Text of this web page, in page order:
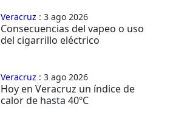
Veracruz : 3 ago 2026
Consecuencias del vapeo o uso
del cigarrillo eléctrico
Veracruz : 3 ago 2026
Hoy en Veracruz un índice de
calor de hasta 40ºC